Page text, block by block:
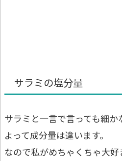
サラミの塩分量
サラミと一言で言っても細
よって成分量は違います。
なので私がめちゃくちゃ大